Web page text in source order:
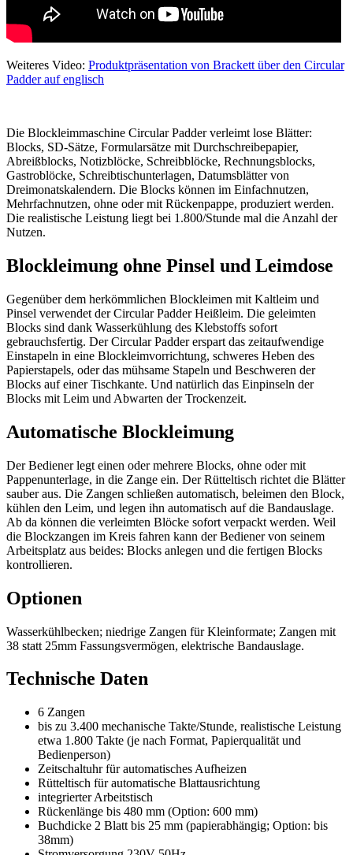
Weiteres Video: Produktpräsentation von Brackett über den Circular
Padder auf englisch
Die Blockleimmaschine Circular Padder verleimt lose Blätter:
Blocks, SD-Sätze, Formularsätze mit Durchschreibepapier,
Abreißblocks, Notizblöcke, Schreibblöcke, Rechnungsblocks,
Gastroblöcke, Schreibtischunterlagen, Datumsblätter von
Dreimonatskalendern. Die Blocks können im Einfachnutzen,
Mehrfachnutzen, ohne oder mit Rückenpappe, produziert werden.
Die realistische Leistung liegt bei 1.800/Stunde mal die Anzahl der
Nutzen.
Blockleimung ohne Pinsel und Leimdose
Gegenüber dem herkömmlichen Blockleimen mit Kaltleim und
Pinsel verwendet der Circular Padder Heißleim. Die geleimten
Blocks sind dank Wasserkühlung des Klebstoffs sofort
gebrauchsfertig. Der Circular Padder erspart das zeitaufwendige
Einstapeln in eine Blockleimvorrichtung, schweres Heben des
Papierstapels, oder das mühsame Stapeln und Beschweren der
Blocks auf einer Tischkante. Und natürlich das Einpinseln der
Blocks mit Leim und Abwarten der Trockenzeit.
Automatische Blockleimung
Der Bediener legt einen oder mehrere Blocks, ohne oder mit
Pappenunterlage, in die Zange ein. Der Rütteltisch richtet die Blätter
sauber aus. Die Zangen schließen automatisch, beleimen den Block,
kühlen den Leim, und legen ihn automatisch auf die Bandauslage.
Ab da können die verleimten Blöcke sofort verpackt werden. Weil
die Blockzangen im Kreis fahren kann der Bediener von seinem
Arbeitsplatz aus beides: Blocks anlegen und die fertigen Blocks
kontrollieren.
Optionen
Wasserkühlbecken; niedrige Zangen für Kleinformate; Zangen mit
38 statt 25mm Fassungsvermögen, elektrische Bandauslage.
Technische Daten
6 Zangen
bis zu 3.400 mechanische Takte/Stunde, realistische Leistung
etwa 1.800 Takte (je nach Format, Papierqualität und
Bedienperson)
Zeitschaltuhr für automatisches Aufheizen
Rütteltisch für automatische Blattausrichtung
integrierter Arbeitstisch
Rückenlänge bis 480 mm (Option: 600 mm)
Buchdicke 2 Blatt bis 25 mm (papierabhängig; Option: bis
38mm)